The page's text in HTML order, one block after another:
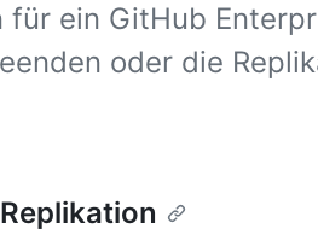
für ein GitHub
oder die